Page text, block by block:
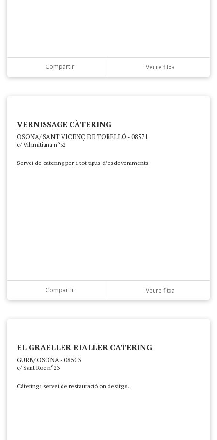
Compartir Veure fitxa
VERNISSAGE CÀTERING
OSONA/ SANT VICENÇ DE TORELLÓ - 08571
c/ Vilamitjana nº32
Servei de catering per a tot tipus d’esdeveniments
Compartir Veure fitxa
EL GRAELLER RIALLER CATERING
GURB/ OSONA - 08503
c/ Sant Roc nº23
Càtering i servei de restauració on desitgis.